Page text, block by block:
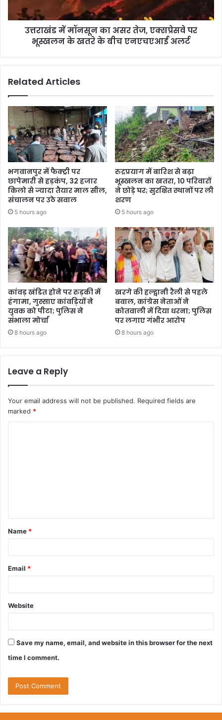
उत्तराखंड में मॉनसून का असर तेज, एक्सप्रेसवे पर
भूस्खलन के खतरे के बीच एनएचएआई अलर्ट
Related Articles
भगवानपुर में फैक्ट्री पर
छापेमारी से हड़कंप, 32 हजार
किलो से ज्यादा तैयार माल सील,
संचालन पर उठे सवाल
5 hours ago
रुद्रप्रयाग में बारिश से बढ़ा
भूस्खलन का खतरा, 10 परिवारों
ने छोड़े घर; सुरक्षित स्थानों पर ली
शरण
5 hours ago
कांवड़ खंडित होने पर रुड़की में
हंगामा, गुस्साए कांवड़ियों ने
युवक को पीटा; पुलिस ने
संभाला मोर्चा
8 hours ago
खरगे की हल्द्वानी रैली से पहले
बवाल, कांग्रेस नेताओं ने
कोतवाली में दिया धरना; पुलिस
पर लगाए गंभीर आरोप
8 hours ago
Leave a Reply
Your email address will not be published. Required fields are
marked *
t
*
Name *
Email *
Website
Save my name, email, and website in this browser for the next
time I comment.